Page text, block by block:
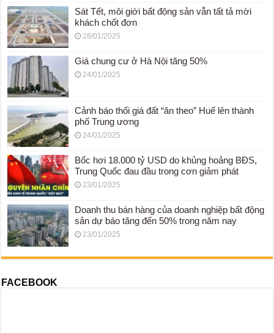
Sát Tết, môi giới bất động sản vẫn tất tả mời
khách chốt đơn
28/01/2025
Giá chung cư ở Hà Nội tăng 50%
24/01/2025
Cảnh báo thổi giá đất “ăn theo” Huế lên thành
phố Trung ương
24/01/2025
Bốc hơi 18.000 tỷ USD do khủng hoảng BĐS,
Trung Quốc đau đầu trong cơn giảm phát
23/01/2025
Doanh thu bán hàng của doanh nghiệp bất động
sản dự báo tăng đến 50% trong năm nay
23/01/2025
FACEBOOK